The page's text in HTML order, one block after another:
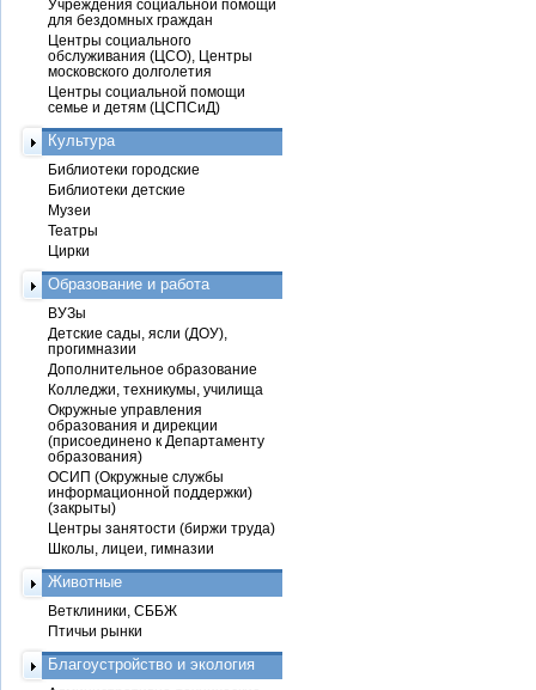
Учреждения социальной помощи
для бездомных граждан
Центры социального
обслуживания (ЦСО), Центры
московского долголетия
Центры социальной помощи
семье и детям (ЦСПСиД)
Культура
Библиотеки городские
Библиотеки детские
Музеи
Театры
Цирки
Образование и работа
ВУЗы
Детские сады, ясли (ДОУ),
прогимназии
Дополнительное образование
Колледжи, техникумы, училища
Окружные управления
образования и дирекции
(присоединено к Департаменту
образования)
ОСИП (Окружные службы
информационной поддержки)
(закрыты)
Центры занятости (биржи труда)
Школы, лицеи, гимназии
Животные
Ветклиники, СББЖ
Птичьи рынки
Благоустройство и экология